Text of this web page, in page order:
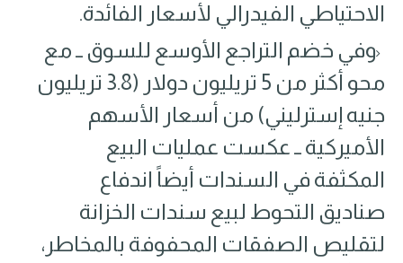
الاحتياطي الفيدرالي لأسعار الفائدة.
وفي خضم التراجع الأوسع للسوق ــ مع
محو أكثر من 5 تريليون دولار (3.8 تريليون
جنيه إسترليني) من أسعار الأسهم
الأميركية ــ عكست عمليات البيع
المكثفة في السندات أيضاً اندفاع
صناديق التحوط لبيع سندات الخزانة
لتقليص الصفقات المحفوفة بالمخاطر،